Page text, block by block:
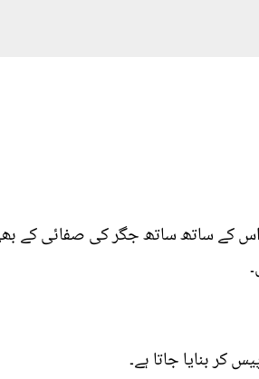
اس کے ساتھ ساتھ جگر کی صفائی کے
کر بنایا جاتا ہے۔